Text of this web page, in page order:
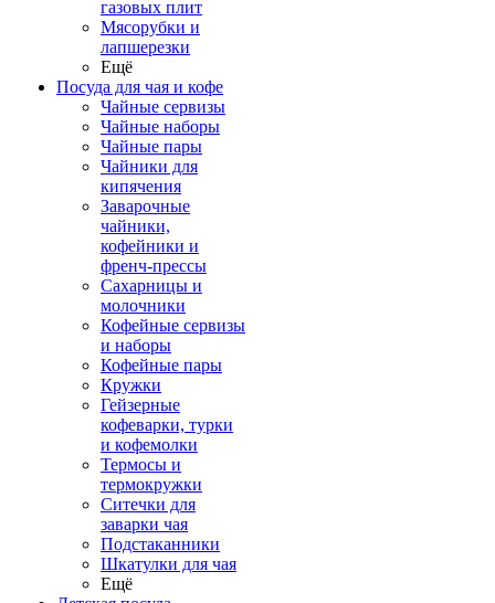
газовых плит
Мясорубки и
лапшерезки
Ещё
Посуда для чая и кофе
Чайные сервизы
Чайные наборы
Чайные пары
Чайники для
кипячения
Заварочные
чайники,
кофейники и
френч-прессы
Сахарницы и
молочники
Кофейные сервизы
и наборы
Кофейные пары
Кружки
Гейзерные
кофеварки, турки
и кофемолки
Термосы и
термокружки
Ситечки для
заварки чая
Подстаканники
Шкатулки для чая
Ещё